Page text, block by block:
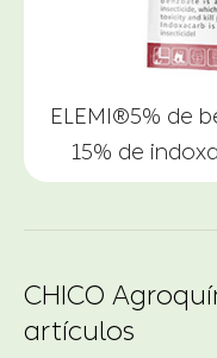
ELEMI®5% de
15% de
CHICO
artículos